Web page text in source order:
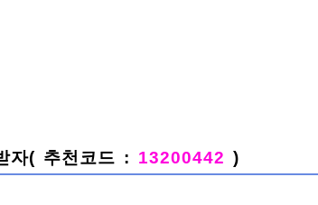
자( 추천코드 : 13200442 )